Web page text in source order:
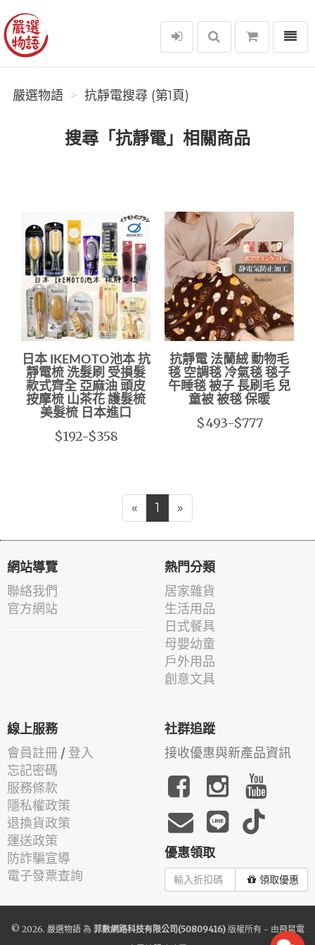
嚴選物語
選單
嚴選物語 抗靜電搜尋 (第1頁)
搜尋「抗靜電」相關商品
日本 IKEMOTO池本 抗
靜電梳 洗髮刷 受損髮
款式齊全 亞麻油 頭皮
按摩梳 山茶花 護髮梳
美髮梳 日本進口
$192-$358
抗靜電 法蘭絨 動物毛
毯 空調毯 冷氣毯 毯子
午睡毯 被子 長刷毛 兒
童被 被毯 保暖
$493-$777
« 1 »
網站導覽
聯絡我們
官方網站
熱門分類
居家雜貨
生活用品
日式餐具
母嬰幼童
戶外用品
創意文具
線上服務
會員註冊 / 登入
忘記密碼
服務條款
隱私權政策
退換貨政策
運送政策
防詐騙宣導
電子發票查詢
社群追蹤
接收優惠與新產品資訊
優惠領取
領取優惠
© 2026. 嚴選物語為 菲數網路科技有限公司(50809416)版權所有 - 由飛鼠電